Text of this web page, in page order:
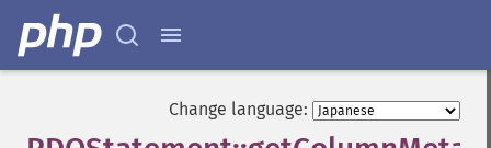
Change language: